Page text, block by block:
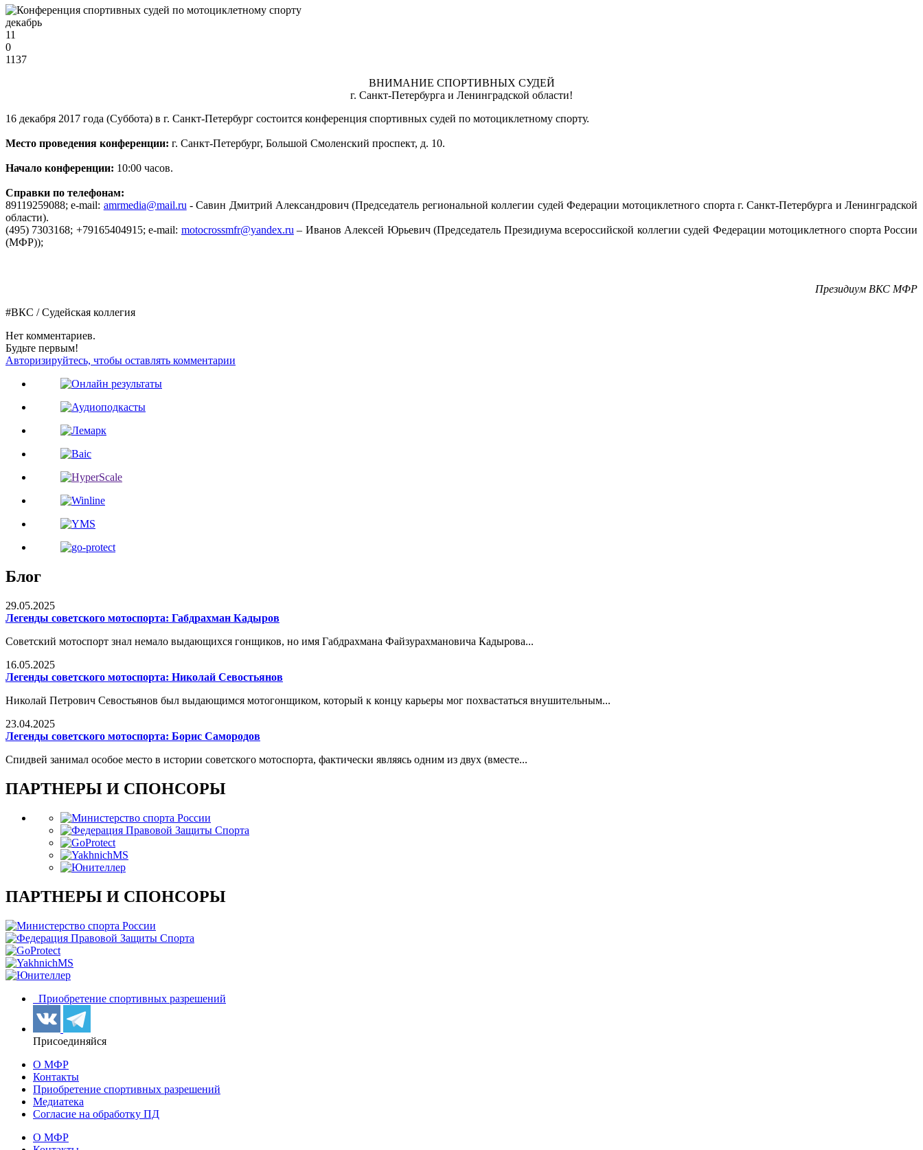
декабрь
11
0
1137
ВНИМАНИЕ СПОРТИВНЫХ СУДЕЙ
г. Санкт-Петербурга и Ленинградской области!
16 декабря 2017 года (Суббота) в г. Санкт-Петербург состоится конференция спортивных судей по мотоциклетному спорту.
Место проведения конференции: г. Санкт-Петербург, Большой Смоленский проспект, д. 10.
Начало конференции: 10:00 часов.
Справки по телефонам:
89119259088; e-mail: amrmedia@mail.ru - Савин Дмитрий Александрович (Председатель региональной коллегии судей Федерации мотоциклетного спорта г. Санкт-Петербурга и Ленинградской
области).
(495) 7303168; +79165404915; e-mail: motocrossmfr@yandex.ru – Иванов Алексей Юрьевич (Председатель Президиума всероссийской коллегии судей Федерации мотоциклетного спорта России
(МФР));
Президиум ВКС МФР
#ВКС / Судейская коллегия
Нет комментариев.
Будьте первым!
Авторизируйтесь, чтобы оставлять комментарии
Блог
29.05.2025
Легенды советского мотоспорта: Габдрахман Кадыров
Советский мотоспорт знал немало выдающихся гонщиков, но имя Габдрахмана Файзурахмановича Кадырова...
16.05.2025
Легенды советского мотоспорта: Николай Севостьянов
Николай Петрович Севостьянов был выдающимся мотогонщиком, который к концу карьеры мог похвастаться внушительным...
23.04.2025
Легенды советского мотоспорта: Борис Самородов
Спидвей занимал особое место в истории советского мотоспорта, фактически являясь одним из двух (вместе...
ПАРТНЕРЫ И СПОНСОРЫ
ПАРТНЕРЫ И СПОНСОРЫ
Приобретение спортивных разрешений
Присоединяйся
О МФР
Контакты
Приобретение спортивных разрешений
Медиатека
Согласие на обработку ПД
О МФР